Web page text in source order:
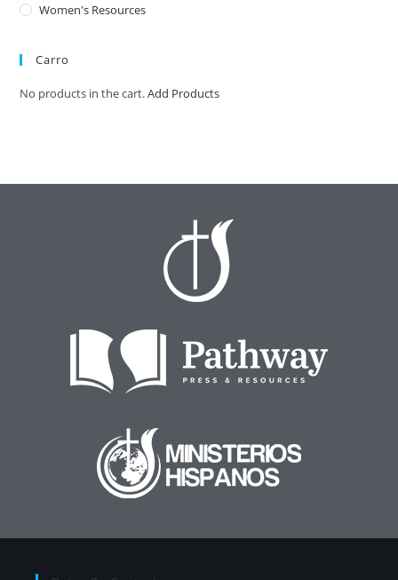
Women's Resources
Carro
No products in the cart.Add Products